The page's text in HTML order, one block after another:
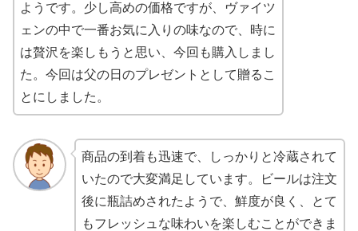
ようです。少し高めの価格ですが、ヴァイツ
ェンの中で一番お気に入りの味なので、時に
は贅沢を楽しもうと思い、今回も購入しまし
た。今回は父の日のプレゼントとして贈るこ
とにしました。
商品の到着も迅速で、しっかりと冷蔵されて
いたので大変満足しています。ビールは注文
後に瓶詰めされたようで、鮮度が良く、とて
もフレッシュな味わいを楽しむことができま